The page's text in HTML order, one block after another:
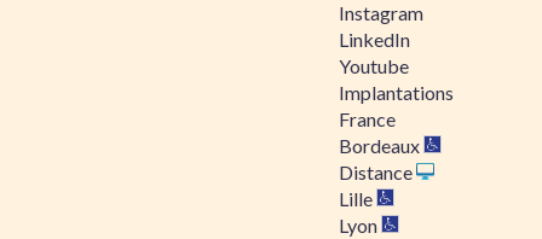
Instagram
LinkedIn
Youtube
Implantations
France
Bordeaux
Distance
Lille
Lyon